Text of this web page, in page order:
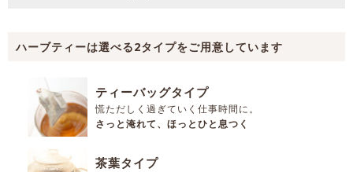
ハーブティーは選べる2タイプをご用意しています
ティーバッグタイプ
慌ただしく過ぎていく仕事時間に。
さっと淹れて、ほっとひと息つく
茶葉タイプ